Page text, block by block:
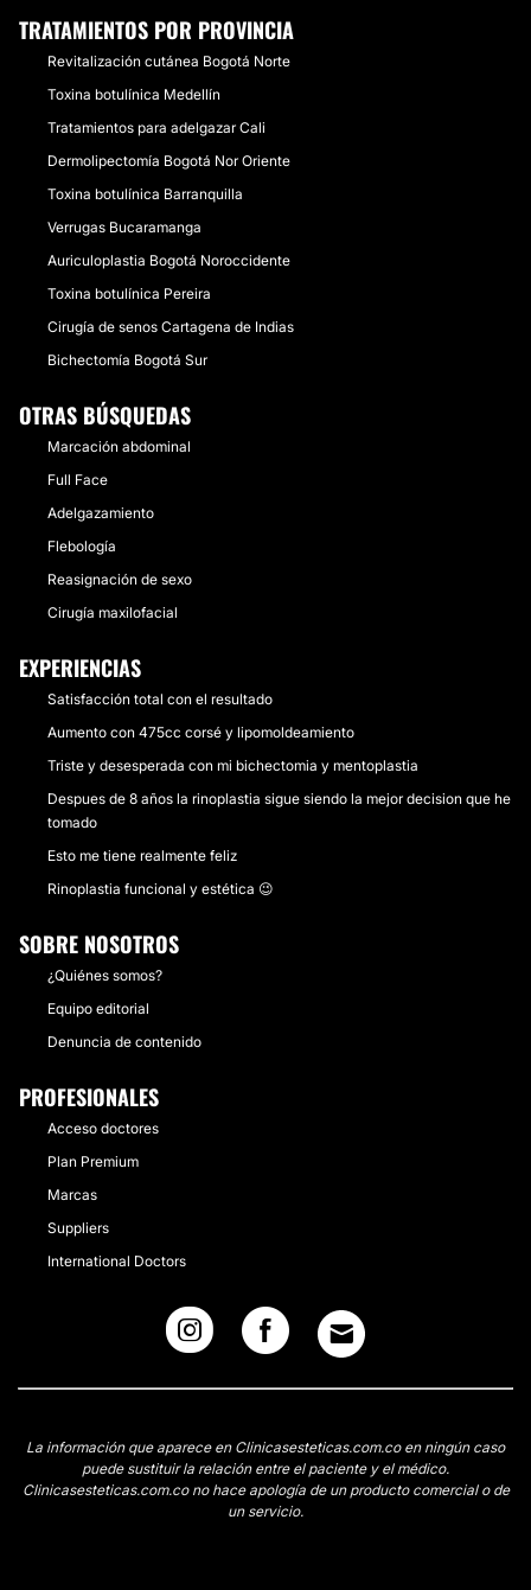
TRATAMIENTOS POR PROVINCIA
Revitalización cutánea Bogotá Norte
Toxina botulínica Medellín
Tratamientos para adelgazar Cali
Dermolipectomía Bogotá Nor Oriente
Toxina botulínica Barranquilla
Verrugas Bucaramanga
Auriculoplastia Bogotá Noroccidente
Toxina botulínica Pereira
Cirugía de senos Cartagena de Indias
Bichectomía Bogotá Sur
OTRAS BÚSQUEDAS
Marcación abdominal
Full Face
Adelgazamiento
Flebología
Reasignación de sexo
Cirugía maxilofacial
EXPERIENCIAS
Satisfacción total con el resultado
Aumento con 475cc corsé y lipomoldeamiento
Triste y desesperada con mi bichectomia y mentoplastia
Despues de 8 años la rinoplastia sigue siendo la mejor decision que he
tomado
Esto me tiene realmente feliz
Rinoplastia funcional y estética 😉
SOBRE NOSOTROS
¿Quiénes somos?
Equipo editorial
Denuncia de contenido
PROFESIONALES
Acceso doctores
Plan Premium
Marcas
Suppliers
International Doctors
La información que aparece en Clinicasesteticas.com.co en ningún caso
puede sustituir la relación entre el paciente y el médico.
Clinicasesteticas.com.co no hace apología de un producto comercial o de
un servicio.